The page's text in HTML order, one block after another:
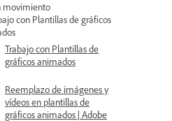
movimiento
con Plantillas de gráficos
Trabajo con Plantillas de
gráficos animados
Reemplazo de imágenes y
vídeos en plantillas de
gráficos animados | Adobe